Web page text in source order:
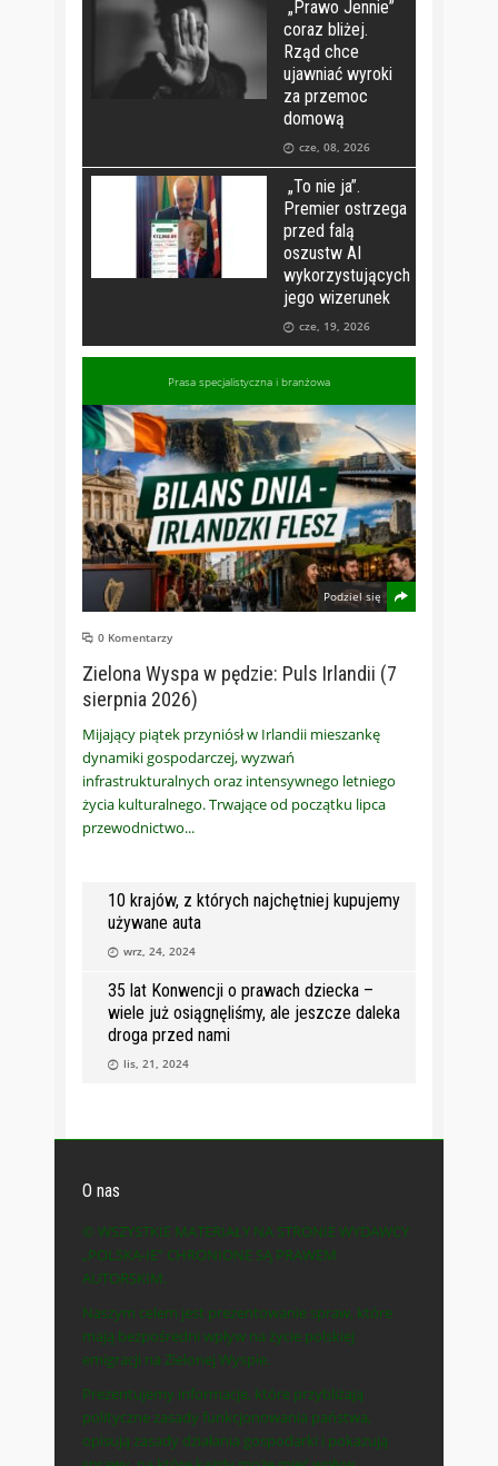
„Prawo Jennie”
coraz bliżej.
Rząd chce
ujawniać wyroki
za przemoc
domową
cze, 08, 2026
„To nie ja”.
Premier ostrzega
przed falą
oszustw AI
wykorzystujących
jego wizerunek
cze, 19, 2026
Prasa specjalistyczna i branżowa
Podziel się
0 Komentarzy
Zielona Wyspa w pędzie: Puls Irlandii (7
sierpnia 2026)
Mijający piątek przyniósł w Irlandii mieszankę
dynamiki gospodarczej, wyzwań
infrastrukturalnych oraz intensywnego letniego
życia kulturalnego. Trwające od początku lipca
przewodnictwo
10 krajów, z których najchętniej kupujemy
używane auta
wrz, 24, 2024
35 lat Konwencji o prawach dziecka –
wiele już osiągnęliśmy, ale jeszcze daleka
droga przed nami
lis, 21, 2024
O nas
© WSZYSTKIE MATERIAŁY NA STRONIE WYDAWCY
„POLSKA-IE” CHRONIONE SĄ PRAWEM
AUTORSKIM.
Naszym celem jest prezentowanie spraw, które
mają bezpośredni wpływ na życie polskiej
emigracji na Zielonej Wyspie.
Prezentujemy informacje, które przybliżają
polityczne zasady funkcjonowania państwa,
opisują zasady działania gospodarki i pokazują